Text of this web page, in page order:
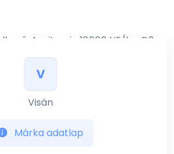
A-vitamin 18000 NE/kg, D3-
E-vitamin 175 mg/kg, vas (vas-
68 mg/kg, jód (kálium-jodid) 3,2
szulfát-monohidrát) 7,5 mg/kg,
mg/kg.
V
Visán
Márka adatlap